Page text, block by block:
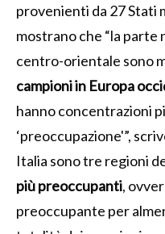
provenienti da 27 Stati
mostrano che “la parte
centro-orientale sono
campioni in Europa
hanno concentrazioni
‘preoccupazione'”,
Italia sono tre regioni
più preoccupanti,
preoccupante per